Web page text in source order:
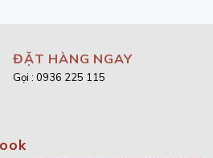
ĐẶT HÀNG NGAY
Gọi : 0936 225 115